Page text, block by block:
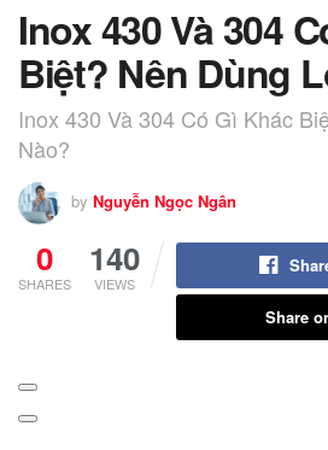
Inox 430 Và 304
Biệt? Nên Dùng
Inox 430 Và 304 Có Gì Khác
Nào?
by Nguyễn Ngọc Ngân
0
SHARES
140
VIEWS
Share